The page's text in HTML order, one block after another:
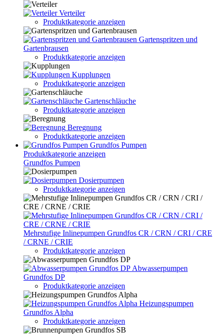
Verteiler
Produktkategorie anzeigen
Gartenspritzen und
Gartenbrausen
Produktkategorie anzeigen
Kupplungen
Produktkategorie anzeigen
Gartenschläuche
Produktkategorie anzeigen
Beregnung
Produktkategorie anzeigen
Grundfos Pumpen
Produktkategorie anzeigen
Grundfos Pumpen
Dosierpumpen
Produktkategorie anzeigen
Mehrstufige Inlinepumpen Grundfos CR / CRN / CRI / CRE
/ CRNE / CRIE
Produktkategorie anzeigen
Abwasserpumpen
Grundfos DP
Produktkategorie anzeigen
Heizungspumpen
Grundfos Alpha
Produktkategorie anzeigen